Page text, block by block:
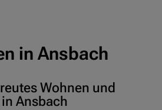
in Ansbach
Wohnen und
Ansbach